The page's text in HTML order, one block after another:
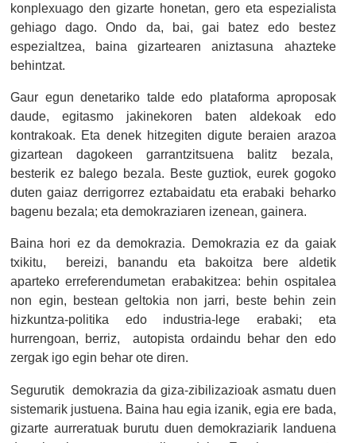
konplexuago den gizarte honetan, gero eta espezialista
gehiago dago. Ondo da, bai, gai batez edo bestez
espezialtzea, baina gizartearen aniztasuna ahazteke
behintzat.
Gaur egun denetariko talde edo plataforma aproposak
daude, egitasmo jakinekoren baten aldekoak edo
kontrakoak. Eta denek hitzegiten digute beraien arazoa
gizartean dagokeen garrantzitsuena balitz bezala,
besterik ez balego bezala. Beste guztiok, eurek gogoko
duten gaiaz derrigorrez eztabaidatu eta erabaki beharko
bagenu bezala; eta demokraziaren izenean, gainera.
Baina hori ez da demokrazia. Demokrazia ez da gaiak
txikitu, bereizi, banandu eta bakoitza bere aldetik
aparteko erreferendumetan erabakitzea: behin ospitalea
non egin, bestean geltokia non jarri, beste behin zein
hizkuntza-politika edo industria-lege erabaki; eta
hurrengoan, berriz, autopista ordaindu behar den edo
zergak igo egin behar ote diren.
Segurutik demokrazia da giza-zibilizazioak asmatu duen
sistemarik justuena. Baina hau egia izanik, egia ere bada,
gizarte aurreratuak burutu duen demokraziarik landuena